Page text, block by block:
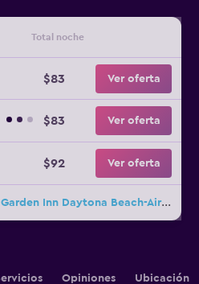
Total noche
$83 Ver oferta
$83 Ver oferta
$92 Ver oferta
39 ofertas más de Hilton Garden Inn Daytona Beach-Airport
Opiniones Ubicación